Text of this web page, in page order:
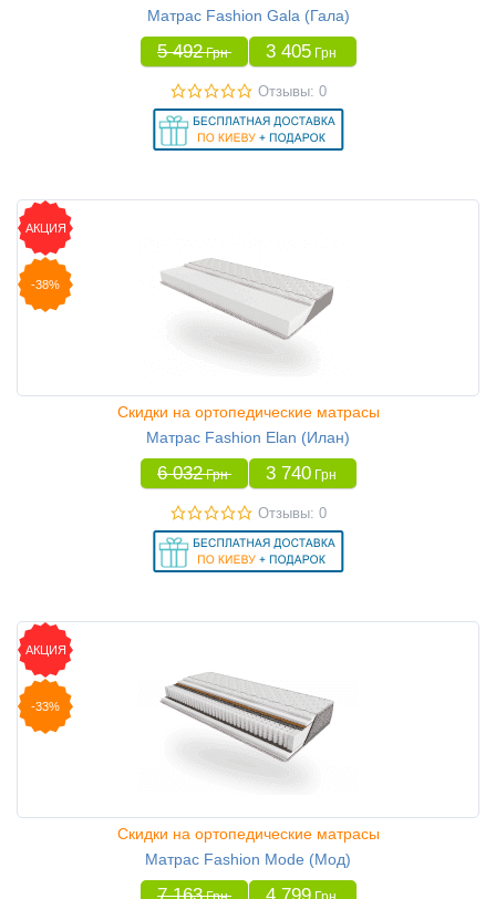
Матрас Fashion Gala (Гала)
5 492 Грн 3 405 Грн
Отзывы: 0
АКЦИЯ
-38%
Скидки на ортопедические матрасы
Матрас Fashion Elan (Илан)
6 032 Грн 3 740 Грн
Отзывы: 0
АКЦИЯ
-33%
Скидки на ортопедические матрасы
Матрас Fashion Mode (Мод)